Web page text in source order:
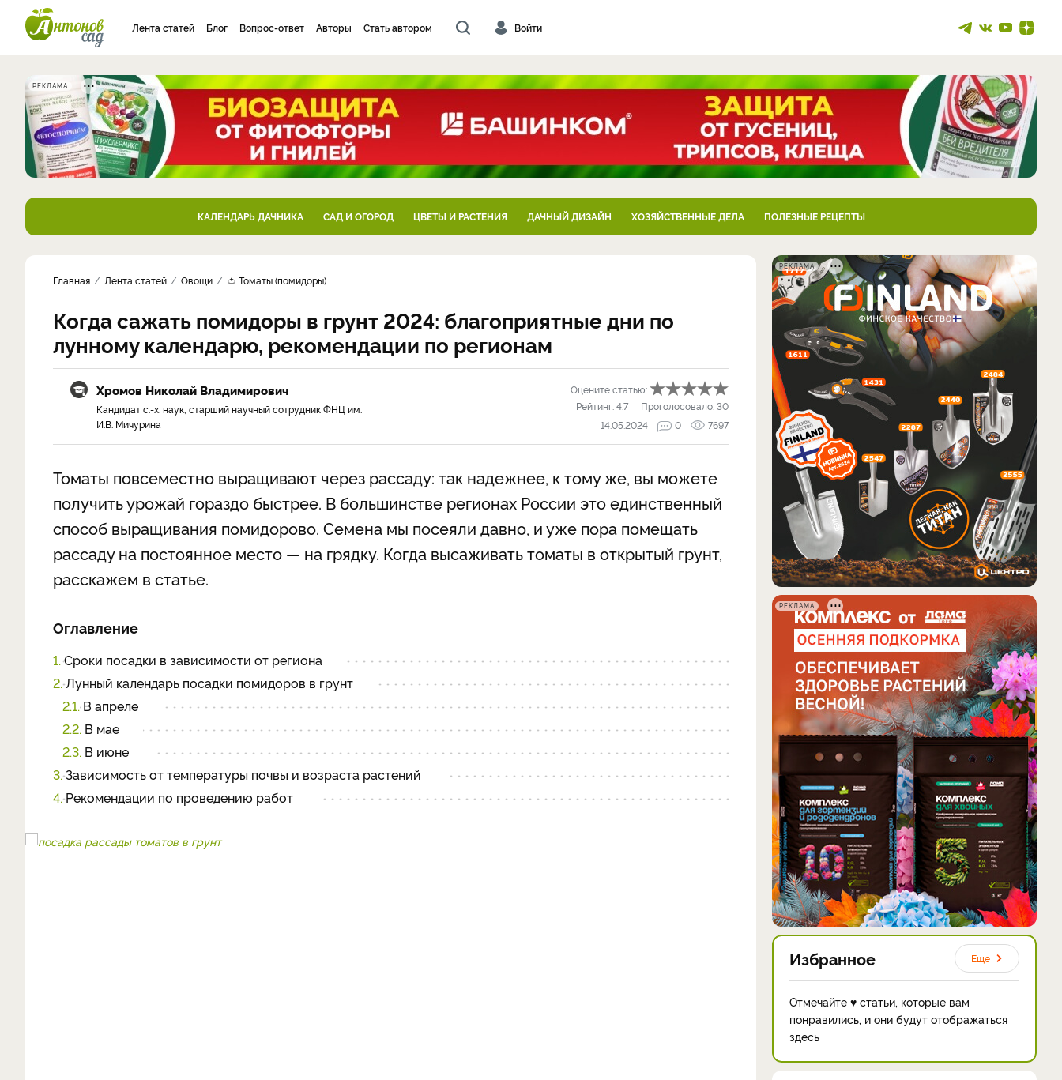
Лента статей Блог Вопрос-ответ Авторы Стать автором Войти
РЕКЛАМА
КАЛЕНДАРЬ ДАЧНИКА САД И ОГОРОД ЦВЕТЫ И РАСТЕНИЯ ДАЧНЫЙ ДИЗАЙН ХОЗЯЙСТВЕННЫЕ ДЕЛА ПОЛЕЗНЫЕ РЕЦЕПТЫ
Главная Лента статей Овощи 🍅 Томаты (помидоры)
Когда сажать помидоры в грунт 2024: благоприятные дни по
лунному календарю, рекомендации по регионам
Хромов Николай Владимирович
Кандидат с.-х. наук, старший научный сотрудник ФНЦ им.
И.В. Мичурина
Оцените статью:
Рейтинг:4.7 Проголосовало:30
14.05.2024
0 7697
Томаты повсеместно выращивают через рассаду: так надежнее, к тому же, вы можете
получить урожай гораздо быстрее. В большинстве регионах России это единственный
способ выращивания помидорово. Семена мы посеяли давно, и уже пора помещать
рассаду на постоянное место — на грядку. Когда высаживать томаты в открытый грунт,
расскажем в статье.
Оглавление
1. Сроки посадки в зависимости от региона
2. Лунный календарь посадки помидоров в грунт
2.1. В апреле
2.2. В мае
2.3. В июне
3. Зависимость от температуры почвы и возраста растений
4. Рекомендации по проведению работ
РЕКЛАМА
РЕКЛАМА
Избранное Еще
Отмечайте ♥ статьи, которые вам
понравились, и они будут отображаться
здесь